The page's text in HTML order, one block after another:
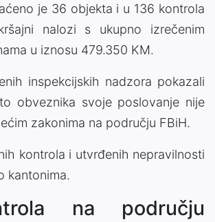
je 36 objekta i u 136 kontrola
nalozi s ukupno izrečenim
u iznosu 479.350 KM.
inspekcijskih nadzora pokazali
obveznika svoje poslovanje nije
zakonima na području FBiH.
kontrola i utvrđenih nepravilnosti
kantonima.
na području